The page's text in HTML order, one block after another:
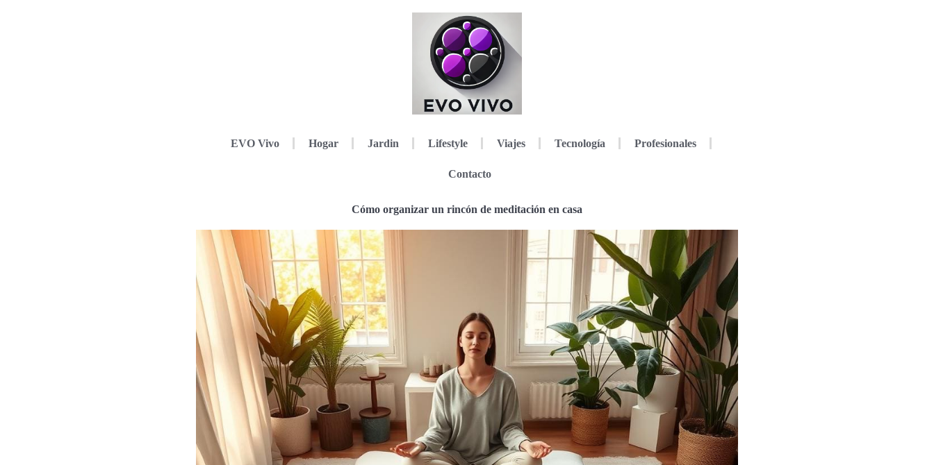
EVO Vivo Hogar Jardin Lifestyle Viajes Tecnología Profesionales
Contacto
Cómo organizar un rincón de meditación en casa